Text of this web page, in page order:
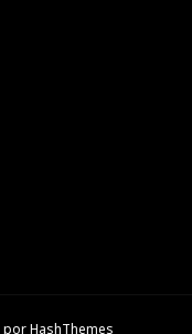
por HashThemes